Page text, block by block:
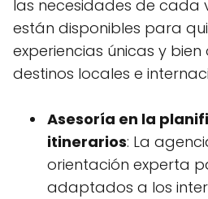
las necesidades de cada
están disponibles para
experiencias únicas y
destinos locales e
Asesoría en la
itinerarios: La
orientación experta
adaptados a los